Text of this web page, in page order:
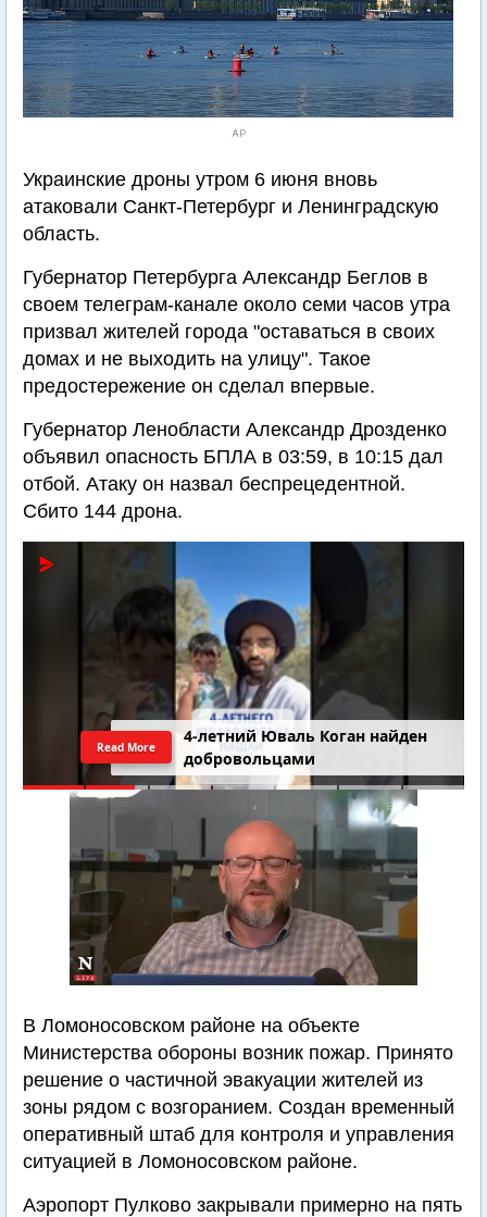
AP
Украинские дроны утром 6 июня вновь
атаковали Санкт-Петербург и Ленинградскую
область.
Губернатор Петербурга Александр Беглов в
своем телеграм-канале около семи часов утра
призвал жителей города "оставаться в своих
домах и не выходить на улицу". Такое
предостережение он сделал впервые.
Губернатор Ленобласти Александр Дрозденко
объявил опасность БПЛА в 03:59, в 10:15 дал
отбой. Атаку он назвал беспрецедентной.
Сбито 144 дрона.
4-летний Юваль Коган найден
добровольцами
Read More
В Ломоносовском районе на объекте
Министерства обороны возник пожар. Принято
решение о частичной эвакуации жителей из
зоны рядом с возгоранием. Создан временный
оперативный штаб для контроля и управления
ситуацией в Ломоносовском районе.
Аэропорт Пулково закрывали примерно на пять